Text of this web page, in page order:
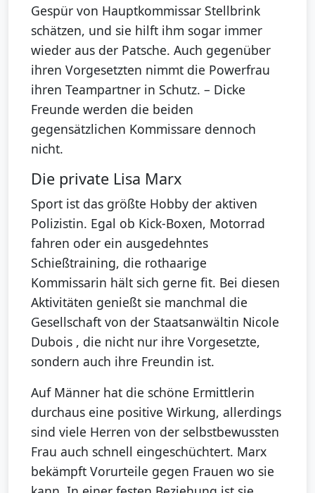
Gespür von Hauptkommissar Stellbrink
schätzen, und sie hilft ihm sogar immer
wieder aus der Patsche. Auch gegenüber
ihren Vorgesetzten nimmt die Powerfrau
ihren Teampartner in Schutz. – Dicke
Freunde werden die beiden
gegensätzlichen Kommissare dennoch
nicht.
Die private Lisa Marx
Sport ist das größte Hobby der aktiven
Polizistin. Egal ob Kick-Boxen, Motorrad
fahren oder ein ausgedehntes
Schießtraining, die rothaarige
Kommissarin hält sich gerne fit. Bei diesen
Aktivitäten genießt sie manchmal die
Gesellschaft von der Staatsanwältin Nicole
Dubois , die nicht nur ihre Vorgesetzte,
sondern auch ihre Freundin ist.
Auf Männer hat die schöne Ermittlerin
durchaus eine positive Wirkung, allerdings
sind viele Herren von der selbstbewussten
Frau auch schnell eingeschüchtert. Marx
bekämpft Vorurteile gegen Frauen wo sie